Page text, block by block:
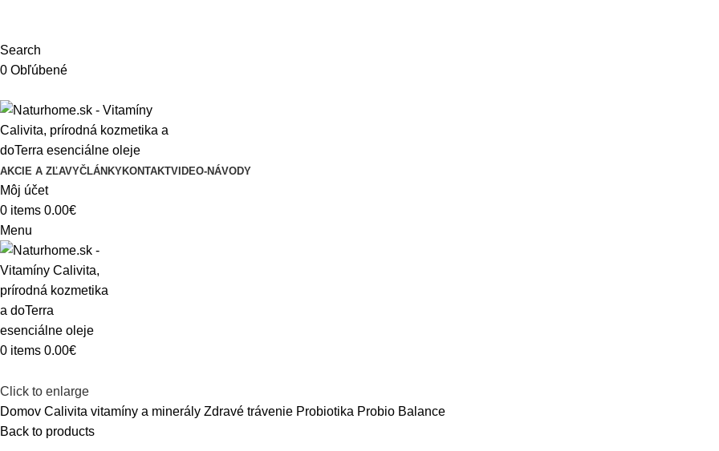
Search
0 Obľúbené
AKCIE A ZĽAVYČLÁNKYKONTAKTVIDEO-NÁVODY
Môj účet
0 items 0.00€
Menu
0 items 0.00€
Click to enlarge
Domov Calivita vitamíny a minerály Zdravé trávenie Probiotika Probio Balance
Back to products